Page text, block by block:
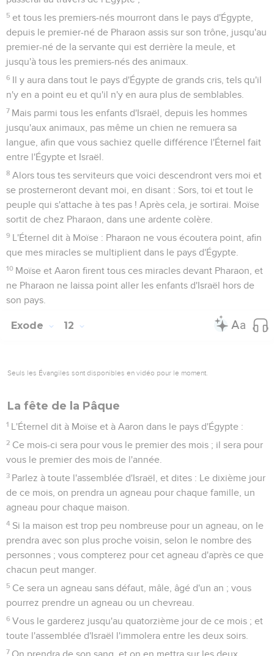
5 et tous les premiers-nés mourront dans le pays d'Égypte,
depuis le premier-né de Pharaon assis sur son trône, jusqu'au
premier-né de la servante qui est derrière la meule, et
jusqu'à tous les premiers-nés des animaux.
6 Il y aura dans tout le pays d'Égypte de grands cris, tels qu'il
n'y en a point eu et qu'il n'y en aura plus de semblables.
7 Mais parmi tous les enfants d'Israël, depuis les hommes
jusqu'aux animaux, pas même un chien ne remuera sa
langue, afin que vous sachiez quelle différence l'Éternel fait
entre l'Égypte et Israël.
8 Alors tous tes serviteurs que voici descendront vers moi et
se prosterneront devant moi, en disant : Sors, toi et tout le
peuple qui s'attache à tes pas ! Après cela, je sortirai. Moïse
sortit de chez Pharaon, dans une ardente colère.
9 L'Éternel dit à Moïse : Pharaon ne vous écoutera point, afin
que mes miracles se multiplient dans le pays d'Égypte.
10 Moïse et Aaron firent tous ces miracles devant Pharaon, et
ne Pharaon ne laissa point aller les enfants d'Israël hors de
son pays.
Exode 12
Seuls les Évangiles sont disponibles en vidéo pour le moment.
La fête de la Pâque
1 L'Éternel dit à Moïse et à Aaron dans le pays d'Égypte :
2 Ce mois-ci sera pour vous le premier des mois ; il sera pour
vous le premier des mois de l'année.
3 Parlez à toute l'assemblée d'Israël, et dites : Le dixième jour
de ce mois, on prendra un agneau pour chaque famille, un
agneau pour chaque maison.
4 Si la maison est trop peu nombreuse pour un agneau, on le
prendra avec son plus proche voisin, selon le nombre des
personnes ; vous compterez pour cet agneau d'après ce que
chacun peut manger.
5 Ce sera un agneau sans défaut, mâle, âgé d'un an ; vous
pourrez prendre un agneau ou un chevreau.
6 Vous le garderez jusqu'au quatorzième jour de ce mois ; et
toute l'assemblée d'Israël l'immolera entre les deux soirs.
7 On prendra de son sang, et on en mettra sur les deux